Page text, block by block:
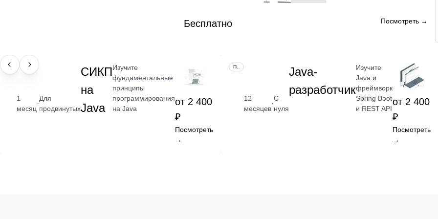
Бесплатно Посмотреть →
НАВЫК
1
месяц
·
Для
продвинутых
СИКП
на
Java
Изучите
фундаментальные
принципы
программирования
на Java
от 2 400
₽
Посмотреть
→
12
месяцев
·
С
нуля
Java-
разработчик
Изучите
Java и
фреймворк
Spring Boot
и REST API
от 2 400
₽
Посмотреть
→